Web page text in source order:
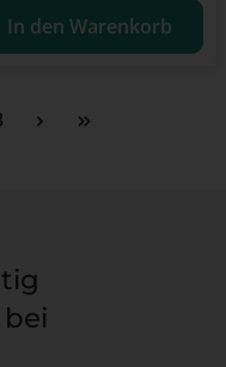
In den Warenkorb